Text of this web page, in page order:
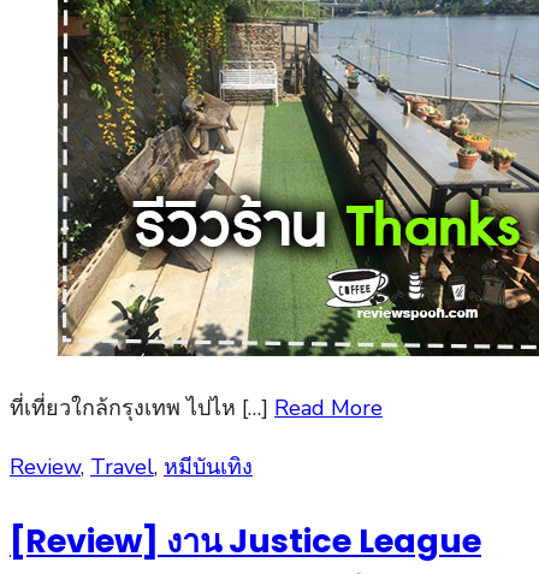
ที่เที่ยวใกล้กรุงเทพ ไปไห […] Read More
Posted
Review, Travel, หมีบันเทิง
[Review] งาน Justice League